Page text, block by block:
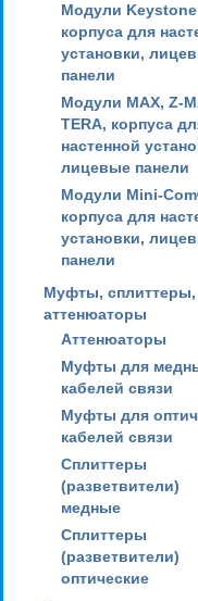
Модули
корпуса для
установки,
панели
Модули MAX, Z-
TERA, корпуса
настенной
лицевые панели
Модули Mini-
корпуса для
установки,
панели
Муфты, сплиттеры,
аттенюаторы
Аттенюаторы
Муфты для
кабелей связи
Муфты для
кабелей связи
Сплиттеры
(разветвители)
медные
Сплиттеры
(разветвители)
оптические